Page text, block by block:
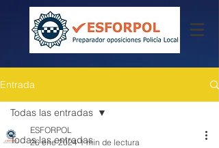
Entrada
Todas las entradas
Todas las entradas
ESFORPOL
26 ene 2024 1 min de lectura